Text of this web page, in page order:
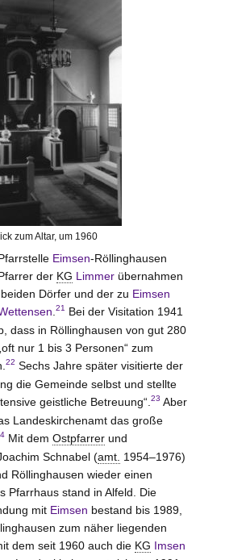
zum Altar, um 1960
Eimsen-Röllinghausen
der KG Limmerübernahmen
Dörfer und der zu Eimsen
21
Bei der Visitation 1941
dass in Röllinghausen von gut 280
nur 1 bis 3 Personen“ zum
22 Sechs Jahre später visitierte der
die Gemeinde selbst und stellte
geistliche Betreuung“. 23 Aber
Landeskirchenamt das große
Mit dem Ostpfarrerund
Schnabel (amt. 1954–1976)
Röllinghausen wieder einen
Pfarrhaus stand in Alfeld. Die
mit Eimsen bestand bis 1989,
zum näher liegenden
dem seit 1960 auch die KG Imsen